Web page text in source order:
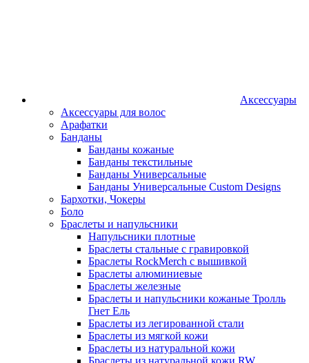
Аксессуары
Аксессуары для волос
Арафатки
Банданы
Банданы кожаные
Банданы текстильные
Банданы Универсальные
Банданы Универсальные Custom Designs
Бархотки, Чокеры
Боло
Браслеты и напульсники
Напульсники плотные
Браслеты стальные с гравировкой
Браслеты RockMerch с вышивкой
Браслеты алюминиевые
Браслеты железные
Браслеты и напульсники кожаные Тролль
Гнет Ель
Браслеты из легированной стали
Браслеты из мягкой кожи
Браслеты из натуральной кожи
Браслеты из натуральной кожи RW